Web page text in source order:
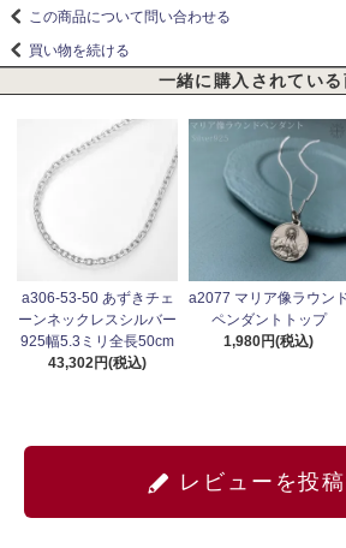
この商品について問い合わせる
買い物を続ける
一緒に購入されている
a306-53-50 あずきチェ
ーンネックレスシルバー
925幅5.3ミリ全長50cm
43,302円(税込)
a2077 マリア像ラウン
ペンダントトップ
1,980円(税込)
レビューを投